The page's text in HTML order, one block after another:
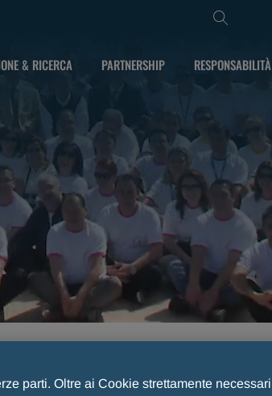
& RICERCA PARTNERSHIP RESPONSABILITÀ
parti. Oltre ai Cookie strettamente necessari